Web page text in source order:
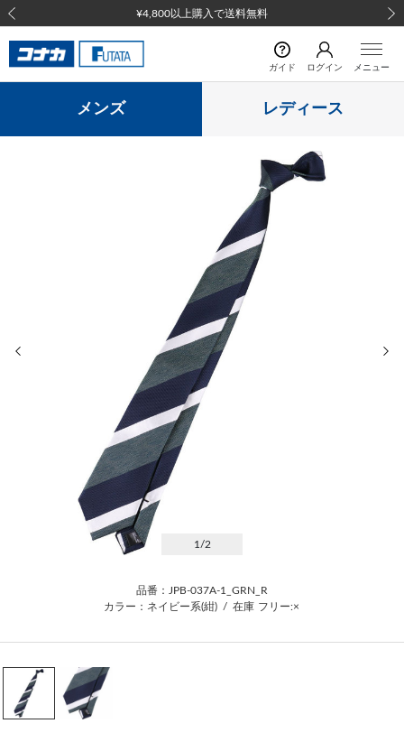
¥4,800以上購入で送料無料
前の画像
ガイド ログイン メニュー
メンズ レディース
1 /2
品番：JPB-037A-1_GRN_R
カラー：ネイビー系(紺)
/ 在庫 フリー:×